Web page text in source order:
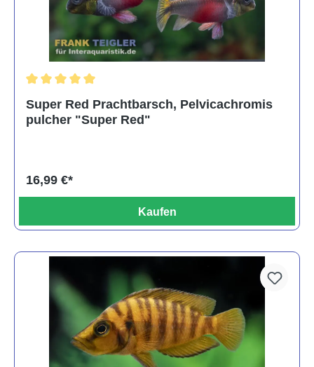
Super Red Prachtbarsch, Pelvicachromis
pulcher "Super Red"
16,99 €*
Kaufen